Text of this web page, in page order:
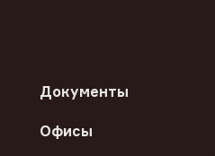
Документы
Офисы